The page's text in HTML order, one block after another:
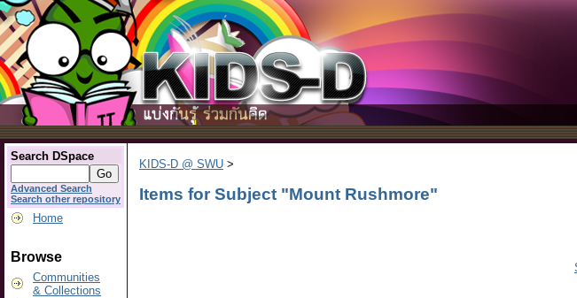
Search DSpace
Advanced Search
Search other repository
Home
Browse
Communities
& Collections
KIDS-D @ SWU >
Items for Subject "Mount Rushmore"